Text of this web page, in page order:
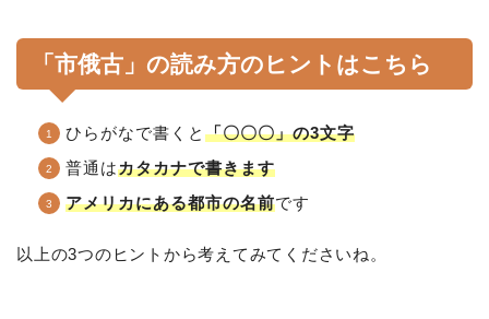
「市俄古」の読み方のヒントはこちら
ひらがなで書くと 「〇〇〇」の3文字
普通はカタカナで書きます
アメリカにある都市の名前です
以上の3つのヒントから考えてみてくださいね。